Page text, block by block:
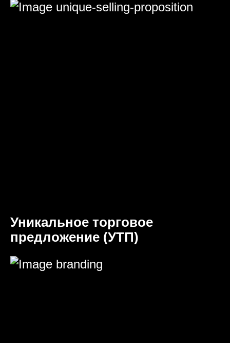
Уникальное торговое
предложение (УТП)